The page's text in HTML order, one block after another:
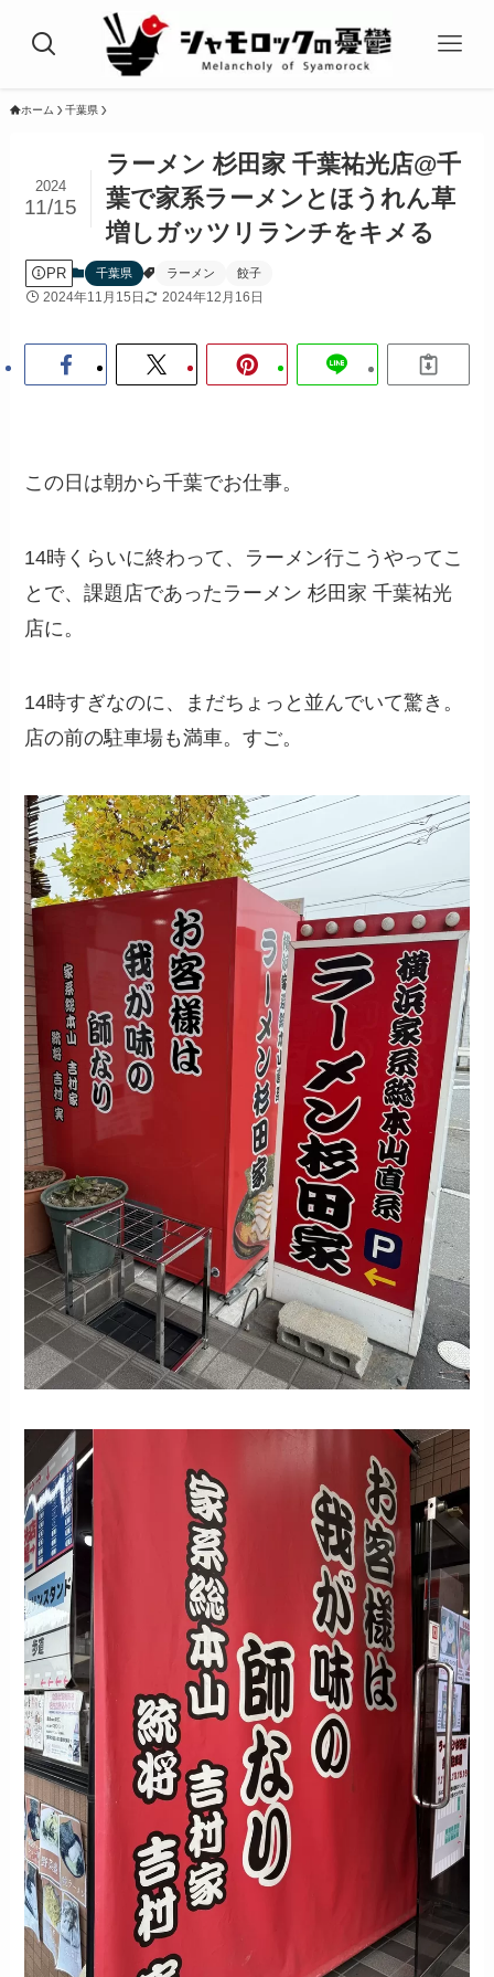
ホーム 千葉県
ラーメン 杉田家 千葉祐光店@千
葉で家系ラーメンとほうれん草
増しガッツリランチをキメる
2024
11/15
PR 千葉県 ラーメン 餃子
2024年11月15日 2024年12月16日
この日は朝から千葉でお仕事。
14時くらいに終わって、ラーメン行こうやってこ
とで、課題店であったラーメン 杉田家 千葉祐光
店に。
14時すぎなのに、まだちょっと並んでいて驚き。
店の前の駐車場も満車。すご。